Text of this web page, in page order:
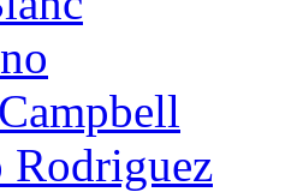
Rodriguez